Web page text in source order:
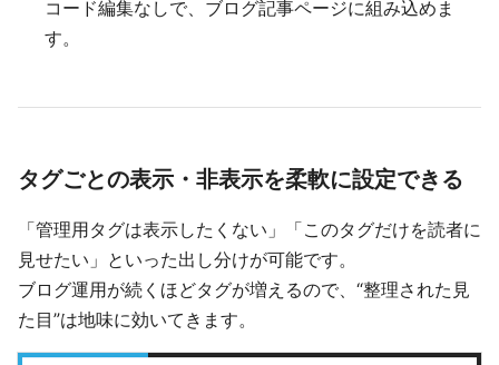
コード編集なしで、ブログ記事ページに組み込めま
す。
タグごとの表示・非表示を柔軟に設定できる
「管理用タグは表示したくない」「このタグだけを読者に
見せたい」といった出し分けが可能です。
ブログ運用が続くほどタグが増えるので、“整理された見
た目”は地味に効いてきます。